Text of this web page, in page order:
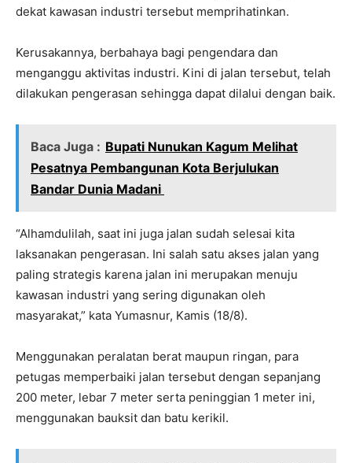
dekat kawasan industri tersebut memprihatinkan.
Kerusakannya, berbahaya bagi pengendara dan
menganggu aktivitas industri. Kini di jalan tersebut, telah
dilakukan pengerasan sehingga dapat dilalui dengan baik.
Baca Juga : Bupati Nunukan Kagum Melihat
Pesatnya Pembangunan Kota Berjulukan
Bandar Dunia Madani
“Alhamdulilah, saat ini juga jalan sudah selesai kita
laksanakan pengerasan. Ini salah satu akses jalan yang
paling strategis karena jalan ini merupakan menuju
kawasan industri yang sering digunakan oleh
masyarakat,” kata Yumasnur, Kamis (18/8).
Menggunakan peralatan berat maupun ringan, para
petugas memperbaiki jalan tersebut dengan sepanjang
200 meter, lebar 7 meter serta peninggian 1 meter ini,
menggunakan bauksit dan batu kerikil.